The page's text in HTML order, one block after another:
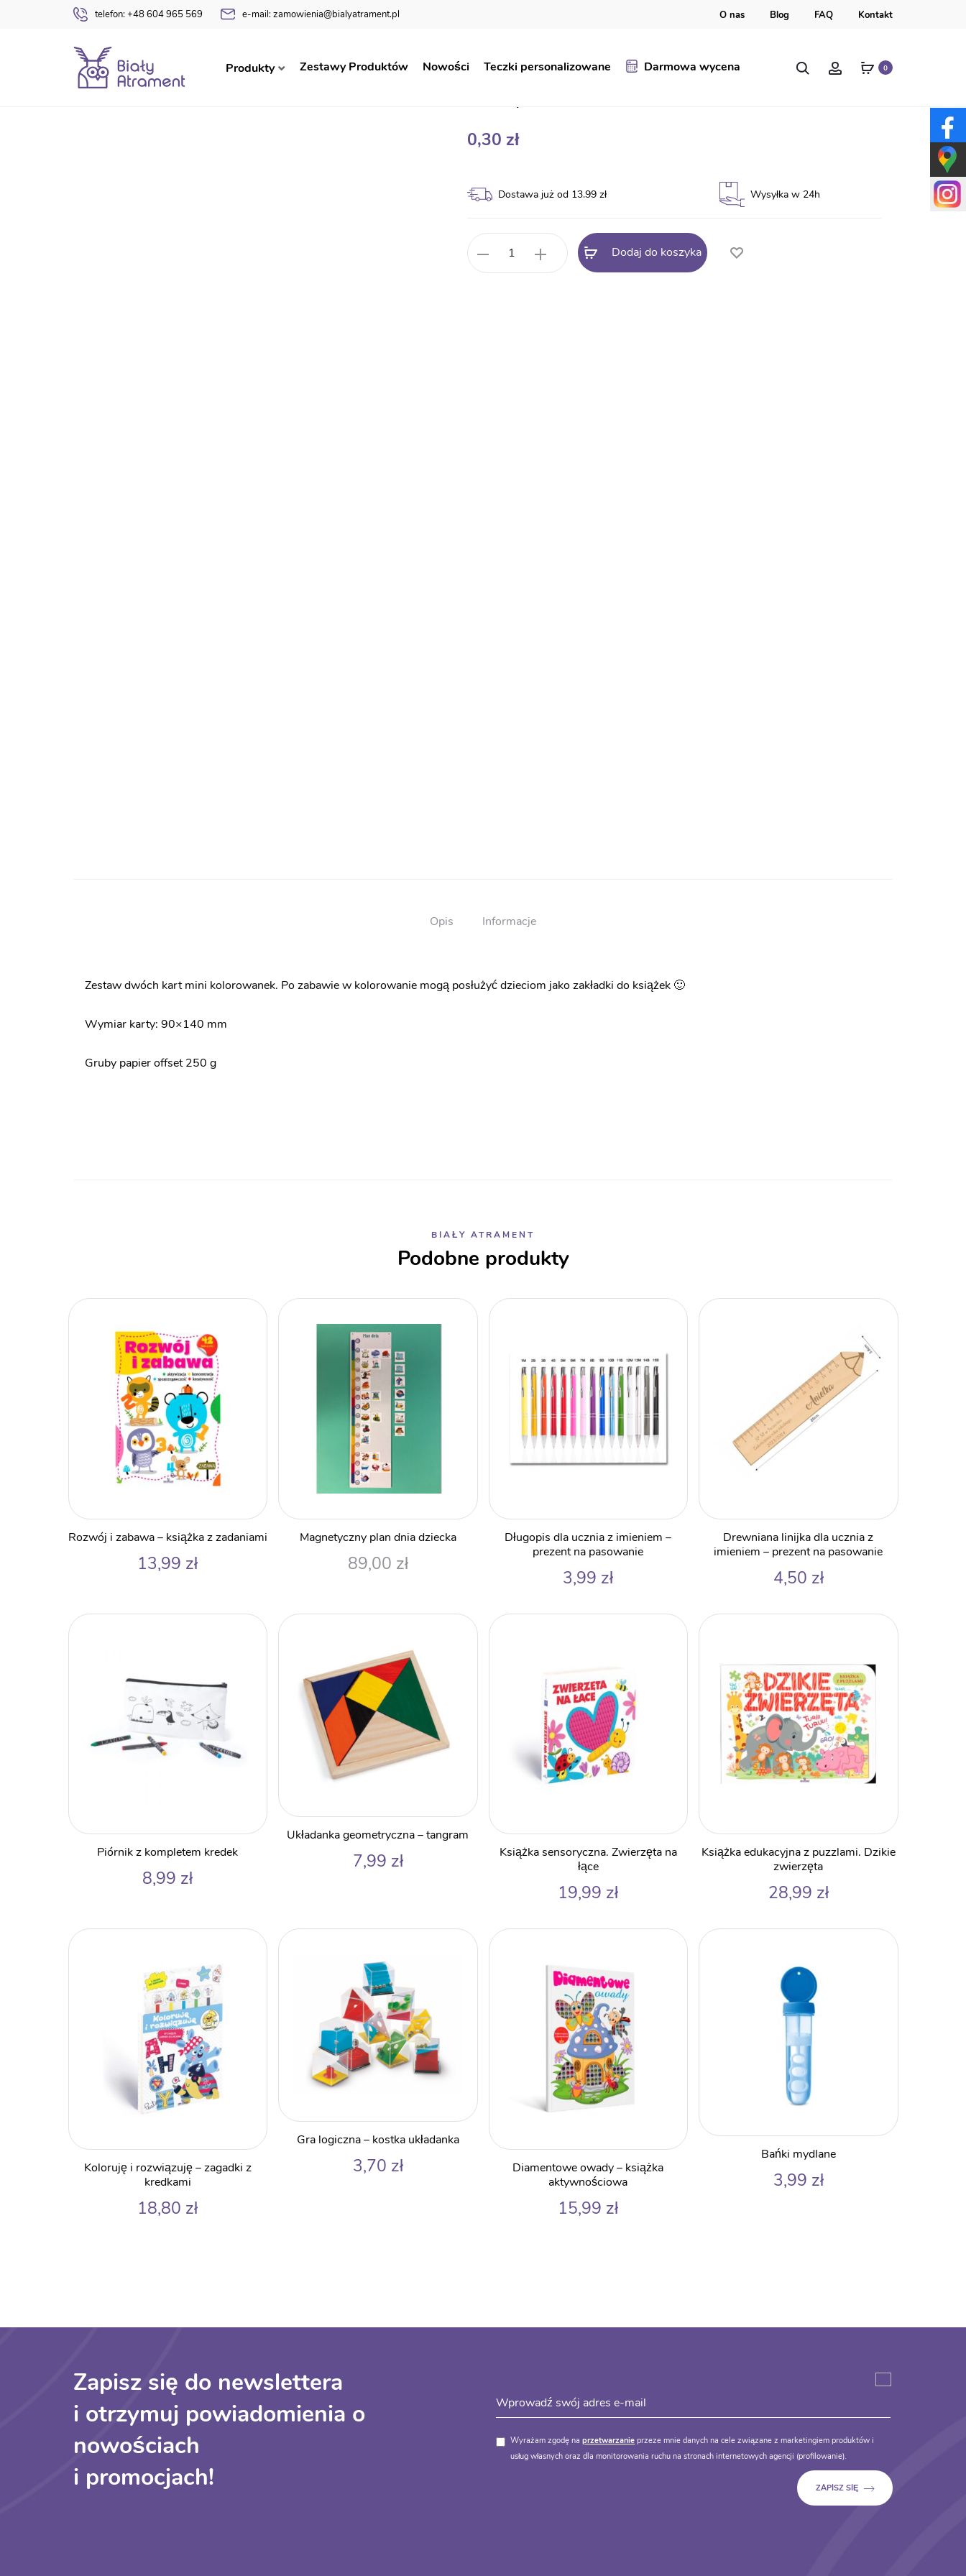
telefon: +48 604 965 569 e-mail: zamowienia@bialyatrament.pl O nas Blog FAQ Kontakt
Produkty Zestawy Produktów Nowości Teczki personalizowane Darmowa wycena Szukaj Account0
Strona główna
0,30 zł
Dostawa już od 13.99 zł Wysyłka w 24h
Dodaj do koszyka
Opis Informacje
Zestaw dwóch kart mini kolorowanek. Po zabawie w kolorowanie mogą posłużyć dzieciom jako zakładki do książek 🙂
Wymiar karty: 90×140 mm
Gruby papier offset 250 g
BIAŁY ATRAMENT
Podobne produkty
Rozwój i zabawa – książka z zadaniami
13,99 zł
Magnetyczny plan dnia dziecka
89,00 zł
Długopis dla ucznia z imieniem –
prezent na pasowanie
3,99 zł
Drewniana linijka dla ucznia z
imieniem – prezent na pasowanie
4,50 zł
Piórnik z kompletem kredek
8,99 zł
Układanka geometryczna – tangram
7,99 zł
Książka sensoryczna. Zwierzęta na
łące
19,99 zł
Książka edukacyjna z puzzlami. Dzikie
zwierzęta
28,99 zł
Koloruję i rozwiązuję – zagadki z
kredkami
18,80 zł
Gra logiczna – kostka układanka
3,70 zł
Diamentowe owady – książka
aktywnościowa
15,99 zł
Bańki mydlane
3,99 zł
Zapisz się do newslettera
i otrzymuj powiadomienia o
nowościach
i promocjach!
Wyrażam zgodę na przetwarzanie przeze mnie danych na cele związane z marketingiem produktów i
usług własnych oraz dla monitorowania ruchu na stronach internetowych agencji (profilowanie).